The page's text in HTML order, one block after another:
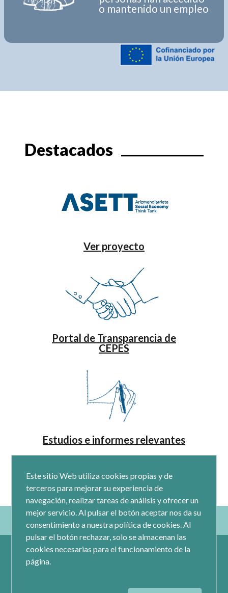
o mantenido un empleo
Destacados
Ver proyecto
Portal de Transparencia de
CEPES
Estudios e informes relevantes
Este sitio Web utiliza cookies propias y de
terceros para mejorar su experiencia de
navegación, realizar tareas de análisis y ofrecer un
mejor servicio. Al pulsar el botón aceptar nos da su
consentimiento a nuestra política de cookies. Al
pulsar el botón rechazar, solo se almacenan las
cookies necesarias para el funcionamiento de la
página.